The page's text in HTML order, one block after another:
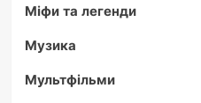
Міфи та легенди
Музика
Мультфільми